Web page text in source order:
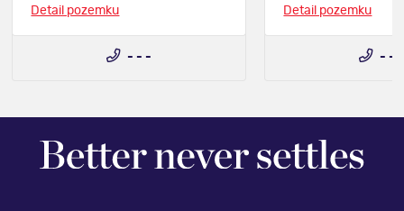
Detail pozemku
- - -
Detail pozemku
- - -